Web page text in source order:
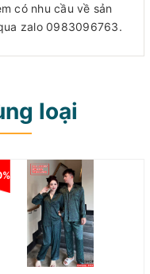
có nhu cầu về sản
zalo 0983096763.
loại